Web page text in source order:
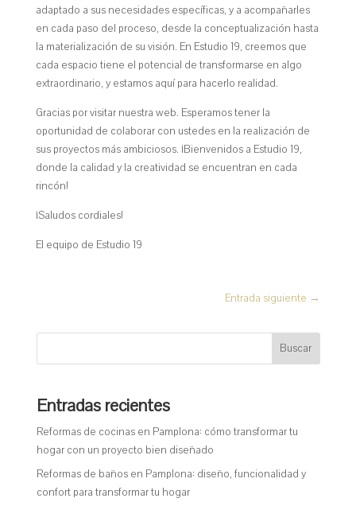
adaptado a sus necesidades específicas, y a acompañarles
en cada paso del proceso, desde la conceptualización hasta
la materialización de su visión. En Estudio 19, creemos que
cada espacio tiene el potencial de transformarse en algo
extraordinario, y estamos aquí para hacerlo realidad.
Gracias por visitar nuestra web. Esperamos tener la
oportunidad de colaborar con ustedes en la realización de
sus proyectos más ambiciosos. ¡Bienvenidos a Estudio 19,
donde la calidad y la creatividad se encuentran en cada
rincón!
¡Saludos cordiales!
El equipo de Estudio 19
Entrada siguiente →
Buscar
Entradas recientes
Reformas de cocinas en Pamplona: cómo transformar tu
hogar con un proyecto bien diseñado
Reformas de baños en Pamplona: diseño, funcionalidad y
confort para transformar tu hogar